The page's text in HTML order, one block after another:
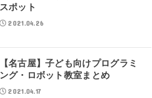
スポット
2021.04.26
【名古屋】子ども向けプログラミ
ング・ロボット教室まとめ
2021.04.17